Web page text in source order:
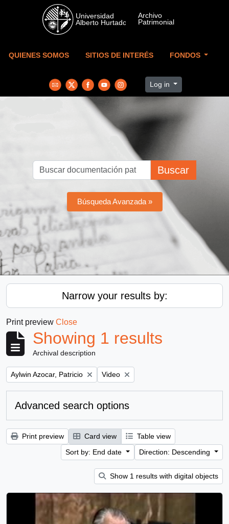
Skip to main content
QUIENES SOMOS SITIOS DE INTERÉS FONDOS
Log in
Buscar
Búsqueda Avanzada »
Narrow your results by:
Print preview Close
Showing 1 results
Archival description
Remove filter:
Aylwin Azocar, Patricio Remove filter:
Video
Advanced search options
Print preview Card view
Table view
Sort by: End date
Direction: Descending
Show 1 results with digital objects